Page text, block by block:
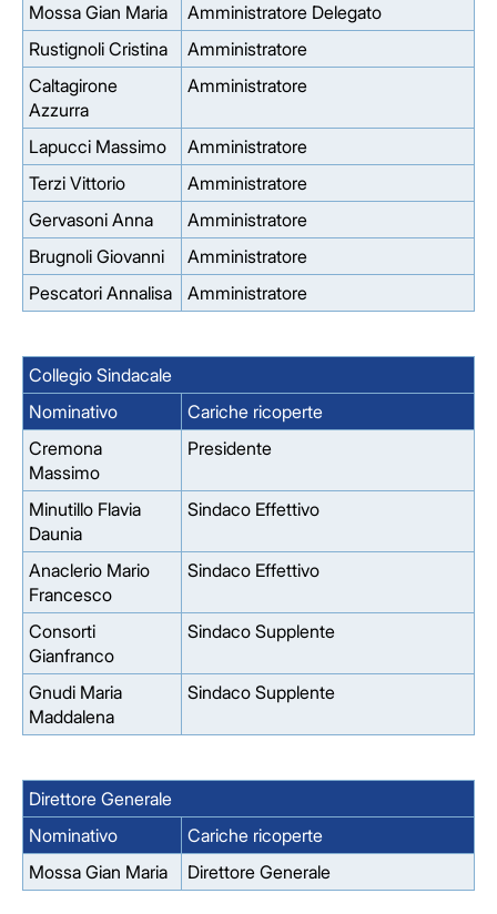
Mossa Gian Maria
Amministratore Delegato
Rustignoli Cristina
Amministratore
Caltagirone
Azzurra
Amministratore
Lapucci Massimo
Amministratore
Terzi Vittorio
Amministratore
Gervasoni Anna
Amministratore
Brugnoli Giovanni
Amministratore
Pescatori Annalisa
Amministratore
Collegio Sindacale
Nominativo
Cariche ricoperte
Cremona
Massimo
Presidente
Minutillo Flavia
Daunia
Sindaco Effettivo
Anaclerio Mario
Francesco
Sindaco Effettivo
Consorti
Gianfranco
Sindaco Supplente
Gnudi Maria
Maddalena
Sindaco Supplente
Direttore Generale
Nominativo
Cariche ricoperte
Mossa Gian Maria
Direttore Generale